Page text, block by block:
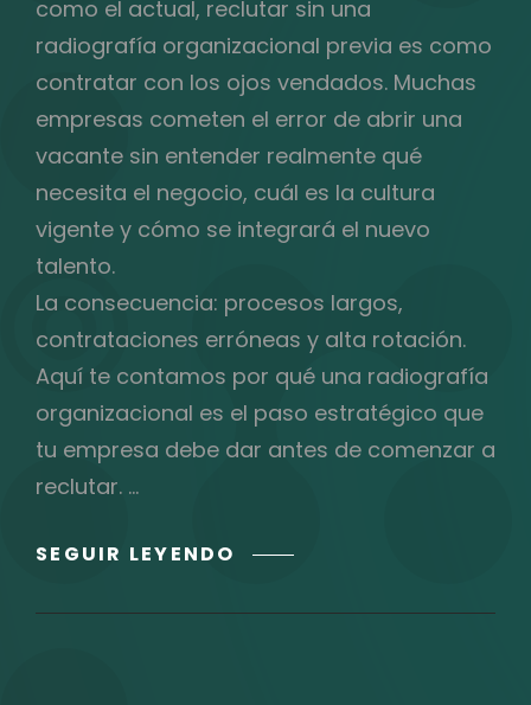
como el actual, reclutar sin una
radiografía organizacional previa es como
contratar con los ojos vendados. Muchas
empresas cometen el error de abrir una
vacante sin entender realmente qué
necesita el negocio, cuál es la cultura
vigente y cómo se integrará el nuevo
talento.
La consecuencia: procesos largos,
contrataciones erróneas y alta rotación.
Aquí te contamos por qué una radiografía
organizacional es el paso estratégico que
tu empresa debe dar antes de comenzar a
reclutar. …
SEGUIR LEYENDO ¿POR
HACER